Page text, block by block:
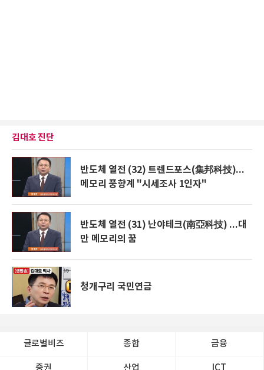
김대호 진단
반도체 열전 (32) 트렌드포스(集邦科技)...
메모리 풍향계 "시세조사 1인자"
반도체 열전 (31) 난야테크(南亞科技) ...대
만 메모리의 꿈
청개구리 국민연금
글로벌비즈 종합 금융
증권 산업 ICT